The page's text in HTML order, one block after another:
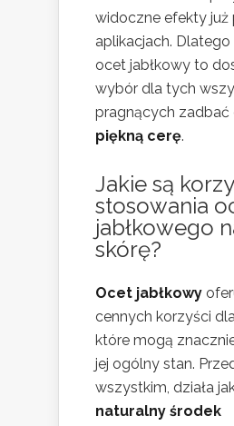
widoczne efekty już
aplikacjach. Dlatego
ocet jabłkowy to
wybór dla tych
pragnących zadbać
piękną cerę.
Jakie są
stosowania
jabłkowego
skórę?
Ocet jabłkowy
cennych korzyści
które mogą
jej ogólny stan.
wszystkim, działa
naturalny środek